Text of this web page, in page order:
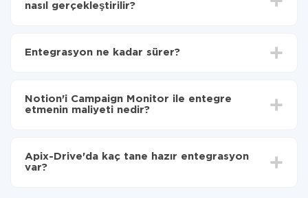
nasıl gerçekleştirilir?
aktarılacağını seçin
Monitor'ye aktarılacaktır.
Entegrasyon ne kadar sürer?
olarak, 10-15 dakika sürer.
Notion'i Campaign Monitor ile entegre
etmenin maliyeti nedir?
Hizmetimiz aracılığıyla yalnızca bir sisteminizden
diğerine aktarılan veri miktarı için ödeme yaparsınız.
Apix-Drive'da kaç tane hazır entegrasyon
var?